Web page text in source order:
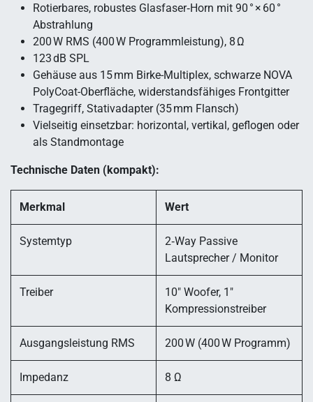
Rotierbares, robustes Glasfaser‑Horn mit 90 ° × 60 °
Abstrahlung
200 W RMS (400 W Programmleistung), 8 Ω
123 dB SPL
Gehäuse aus 15 mm Birke-Multiplex, schwarze NOVA
PolyCoat-Oberfläche, widerstandsfähiges Frontgitter
Tragegriff, Stativadapter (35 mm Flansch)
Vielseitig einsetzbar: horizontal, vertikal, geflogen oder
als Standmontage
Technische Daten (kompakt):
Merkmal Wert
Systemtyp
2‑Way Passive
Lautsprecher / Monitor
Treiber
10″ Woofer, 1″
Kompressionstreiber
Ausgangsleistung RMS 200 W (400 W Programm)
Impedanz 8 Ω